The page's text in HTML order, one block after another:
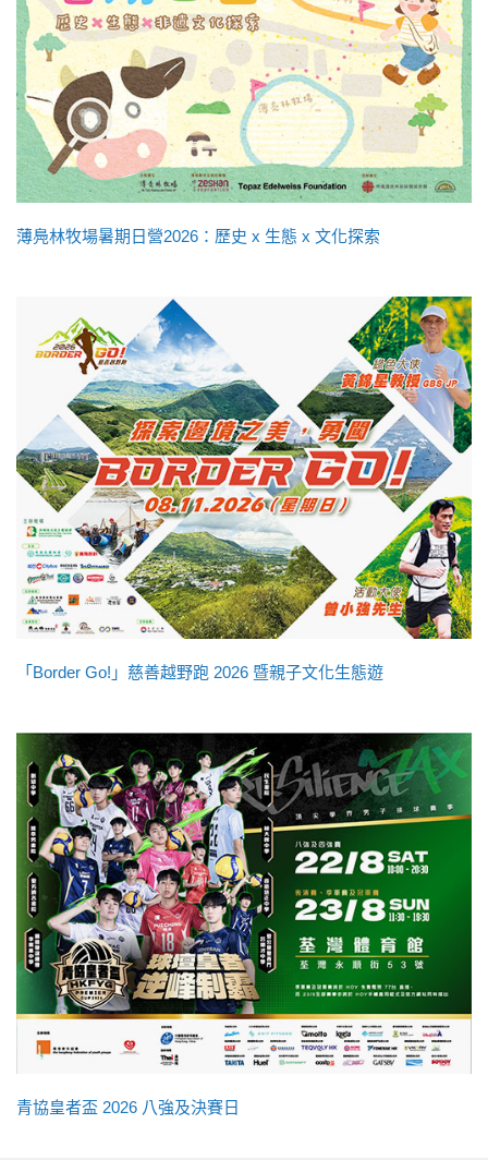
薄鳧林牧場暑期日營2026：歷史 x 生態 x 文化探索
「Border Go!」慈善越野跑 2026 暨親子文化生態遊
青協皇者盃 2026 八強及決賽日